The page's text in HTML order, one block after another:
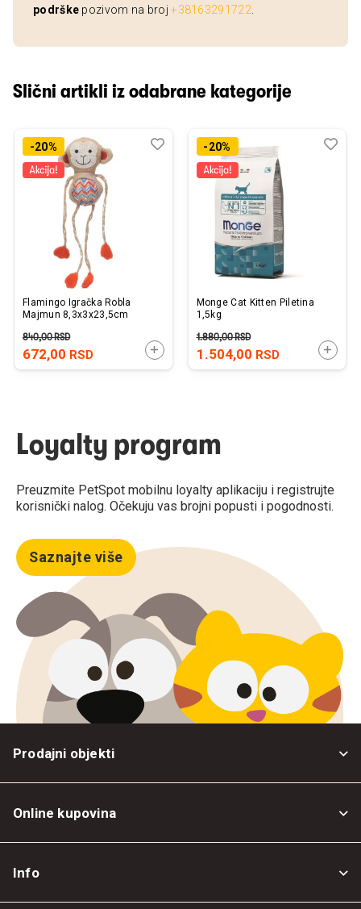
podrške pozivom na broj+38163291722
Slični artikli iz odabrane kategorije
-20%
Flamingo Igračka Robla
Majmun 8,3x3x23,5cm
672,00 RSD
840,00RSD
DODAJTE U KORPU
Dodaj
Uporedi-20%
Monge Cat Kitten Piletina
1,5kg
1.504,00 RSD
1.880,00RSD
Loyalty program
Preuzmite PetSpot mobilnu loyalty aplikaciju i registrujte
korisnički nalog. Očekuju vas brojni popusti i pogodnosti.
Saznajte više
Prodajni objekti
Online kupovina
Info